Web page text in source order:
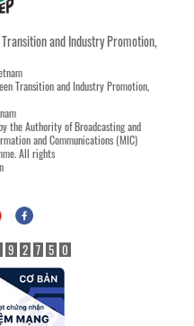
and Industry Promotion,
Transition and Industry Promotion,
the Authority of Broadcasting and
and Communications (MIC)
All rights
9 2 7 5 0